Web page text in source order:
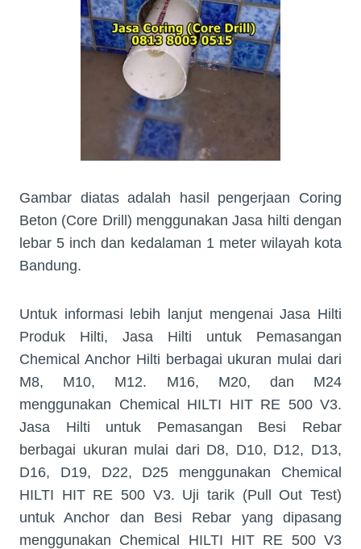
Gambar diatas adalah hasil pengerjaan Coring
Beton (Core Drill) menggunakan Jasa hilti dengan
lebar 5 inch dan kedalaman 1 meter wilayah kota
Bandung.
Untuk informasi lebih lanjut mengenai Jasa Hilti
Produk Hilti, Jasa Hilti untuk Pemasangan
Chemical Anchor Hilti berbagai ukuran mulai dari
M8, M10, M12. M16, M20, dan M24
menggunakan Chemical HILTI HIT RE 500 V3.
Jasa Hilti untuk Pemasangan Besi Rebar
berbagai ukuran mulai dari D8, D10, D12, D13,
D16, D19, D22, D25 menggunakan Chemical
HILTI HIT RE 500 V3. Uji tarik (Pull Out Test)
untuk Anchor dan Besi Rebar yang dipasang
menggunakan Chemical HILTI HIT RE 500 V3